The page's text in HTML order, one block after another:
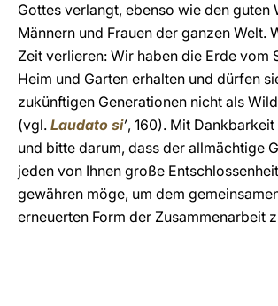
Gottes verlangt, ebenso wie den guten
Männern und Frauen der ganzen Welt.
Zeit verlieren: Wir haben die Erde vom
Heim und Garten erhalten und dürfen
zukünftigen Generationen nicht als
(vgl. Laudato si’, 160). Mit
und bitte darum, dass der allmächtige
jeden von Ihnen große
gewähren möge, um dem
erneuerten Form der Zusammenarbeit